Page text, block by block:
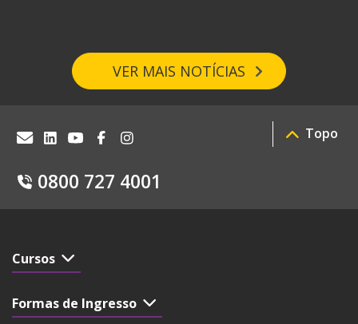
VER MAIS NOTÍCIAS
0800 727 4001
Topo
Cursos
Formas de Ingresso